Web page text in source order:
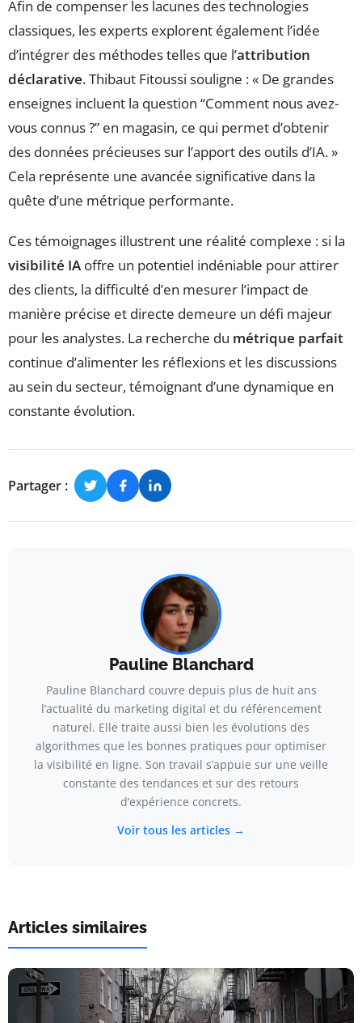
Afin de compenser les lacunes des technologies
classiques, les experts explorent également l’idée
d’intégrer des méthodes telles que l’attribution
déclarative. Thibaut Fitoussi souligne : « De grandes
enseignes incluent la question “Comment nous avez-
vous connus ?” en magasin, ce qui permet d’obtenir
des données précieuses sur l’apport des outils d’IA. »
Cela représente une avancée significative dans la
quête d’une métrique performante.
Ces témoignages illustrent une réalité complexe : si la
visibilité IA offre un potentiel indéniable pour attirer
des clients, la difficulté d’en mesurer l’impact de
manière précise et directe demeure un défi majeur
pour les analystes. La recherche du métrique parfait
continue d’alimenter les réflexions et les discussions
au sein du secteur, témoignant d’une dynamique en
constante évolution.
Partager :
Pauline Blanchard
Pauline Blanchard couvre depuis plus de huit ans
l’actualité du marketing digital et du référencement
naturel. Elle traite aussi bien les évolutions des
algorithmes que les bonnes pratiques pour optimiser
la visibilité en ligne. Son travail s’appuie sur une veille
constante des tendances et sur des retours
d’expérience concrets.
Voir tous les articles →
Articles similaires